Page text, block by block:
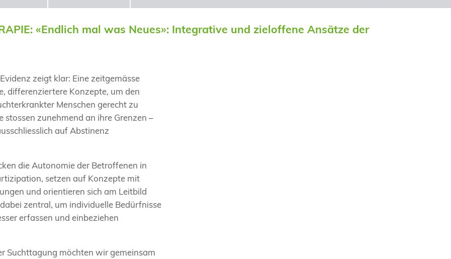
«Endlich mal was Neues»: Integrative und zieloffene Ansätze der
zeigt klar: Eine zeitgemässe
differenziertere Konzepte, um den
Menschen gerecht zu
zunehmend an ihre Grenzen –
auf Abstinenz
die Autonomie der Betroffenen in
setzen auf Konzepte mit
und orientieren sich am Leitbild
zentral, um individuelle Bedürfnisse
erfassen und einbeziehen
Suchttagung möchten wir gemeinsam